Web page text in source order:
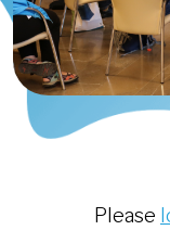
Please